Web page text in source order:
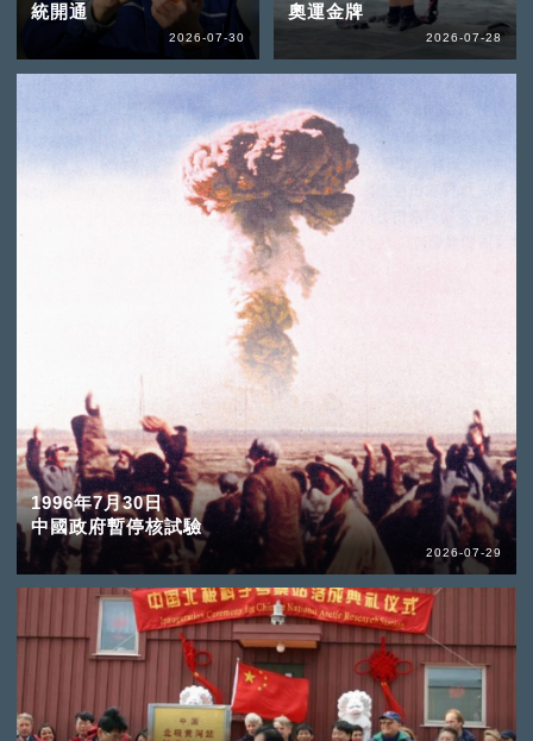
統開通
2026-07-30
1996年7月30日
中國政府暫停核試驗
2026-07-29
奧運金牌
2026-07-28